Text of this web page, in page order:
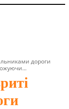
дороги